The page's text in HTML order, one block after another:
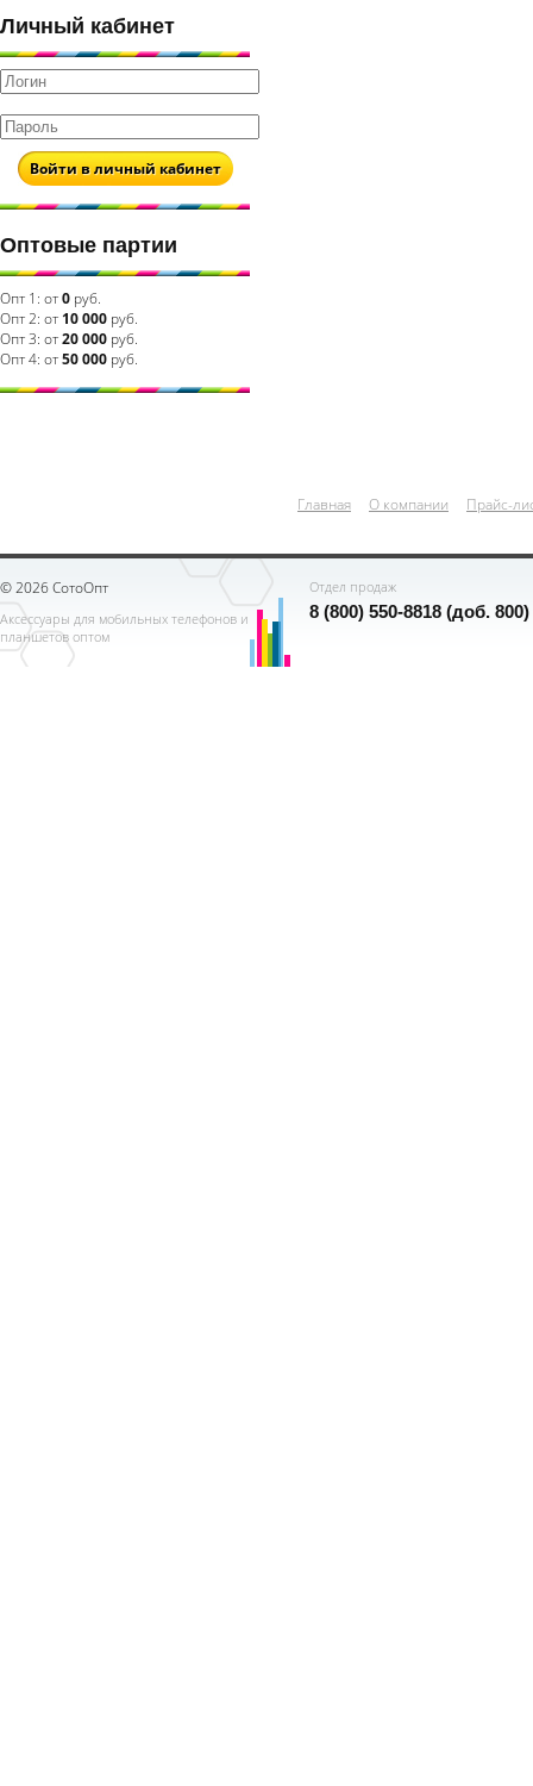
Личный кабинет
Войти в личный кабинет
Оптовые партии
Опт 1: от0 руб.
Опт 2: от 10 000 руб.
Опт 3: от20 000 руб.
Опт 4: от50 000 руб.
Главная О компании Прайс-
© 2026 СотоОпт
Аксессуары для мобильных телефонов и
планшетов оптом
Отдел продаж
8 (800) 550-8818 (доб. 800)